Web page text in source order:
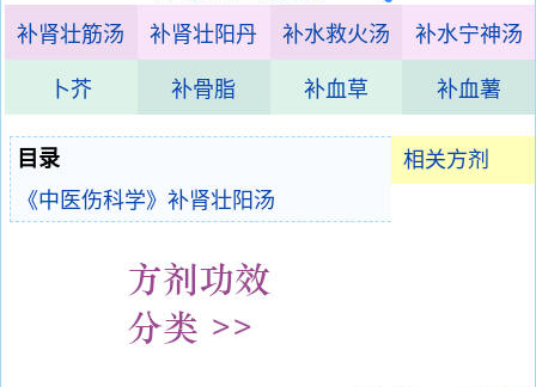
补肾壮筋汤 补肾壮阳丹 补水救火汤 补水宁神汤
卜芥 补骨脂 补血草 补血薯
相关方剂
目录
《中医伤科学》补肾壮阳汤